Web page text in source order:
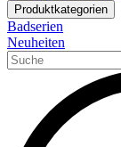
Produktkategorien
Badserien
Neuheiten